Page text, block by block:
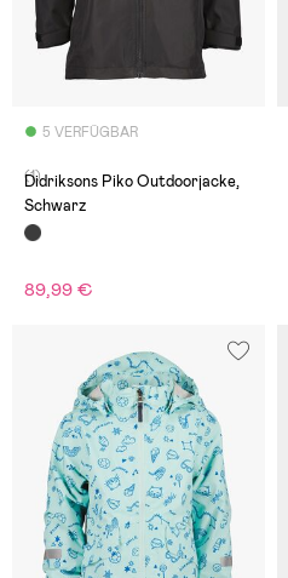
5 VERFÜGBAR
(1)
Didriksons Piko Outdoorjacke,
Schwarz
89,99 €